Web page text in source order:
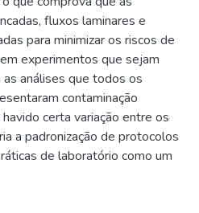
fluxos laminares e
para minimizar os riscos de
experimentos que sejam
análises que todos os
contaminação
certa variação entre os
a padronização de protocolos
de laboratório como um